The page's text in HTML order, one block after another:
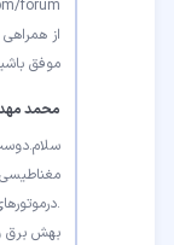
موفق
محمد
بهش برق